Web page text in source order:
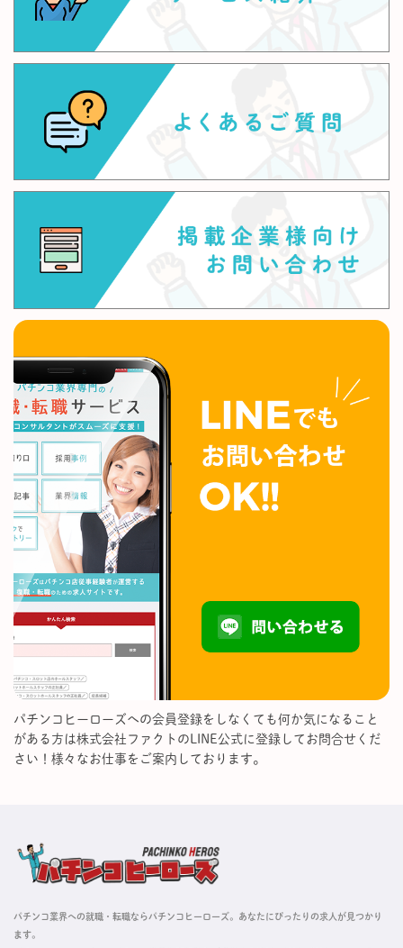
パチンコヒーローズへの会員登録をしなくても何か気になること
がある方は株式会社ファクトのLINE公式に登録してお問合せくだ
さい！様々なお仕事をご案内しております。
パチンコ業界への就職・転職ならパチンコヒーローズ。あなたにぴったりの求人が見つかり
ます。